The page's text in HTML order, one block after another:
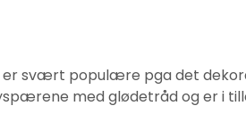
svært populære pga det
med glødetråd og er i